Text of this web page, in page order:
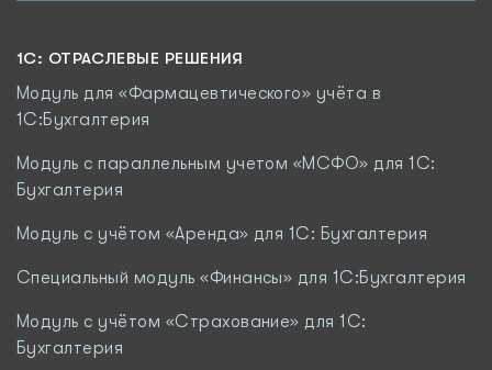
1C: ОТРАСЛЕВЫЕ РЕШЕНИЯ
Модуль для «Фармацевтического» учёта в
1С:Бухгалтерия
Модуль с параллельным учетом «МСФО» для 1С:
Бухгалтерия
Модуль с учётом «Аренда» для 1С: Бухгалтерия
Специальный модуль «Финансы» для 1С:Бухгалтерия
Модуль c учётом «Страхование» для 1С:
Бухгалтерия